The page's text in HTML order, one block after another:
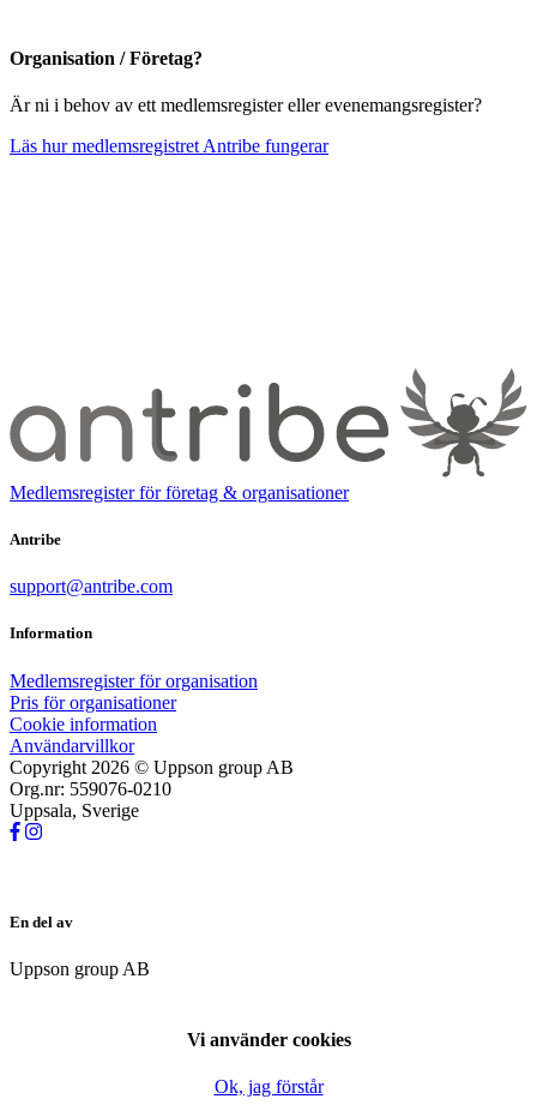
Organisation / Företag?
Är ni i behov av ett medlemsregister eller evenemangsregister?
Läs hur medlemsregistret Antribe fungerar
Medlemsregister för företag & organisationer
Antribe
support@antribe.com
Information
Medlemsregister för organisation
Pris för organisationer
Cookie information
Användarvillkor
Copyright 2026 © Uppson group AB
Org.nr: 559076-0210
Uppsala, Sverige
En del av
Uppson group AB
Vi använder cookies
Ok, jag förstår